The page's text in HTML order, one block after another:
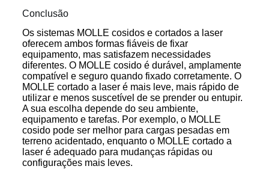
Conclusão
Os sistemas MOLLE cosidos e cortados a laser
oferecem ambos formas fiáveis de fixar
equipamento, mas satisfazem necessidades
diferentes. O MOLLE cosido é durável, amplamente
compatível e seguro quando fixado corretamente. O
MOLLE cortado a laser é mais leve, mais rápido de
utilizar e menos suscetível de se prender ou entupir.
A sua escolha depende do seu ambiente,
equipamento e tarefas. Por exemplo, o MOLLE
cosido pode ser melhor para cargas pesadas em
terreno acidentado, enquanto o MOLLE cortado a
laser é adequado para mudanças rápidas ou
configurações mais leves.